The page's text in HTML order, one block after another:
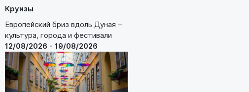
Круизы
Европейский бриз вдоль Дуная –
культура, города и фестивали
12/08/2026 - 19/08/2026